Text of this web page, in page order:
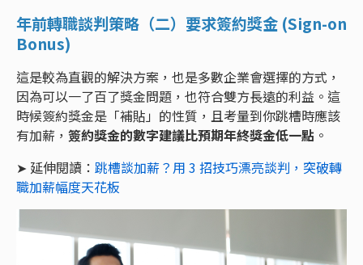
年前轉職談判策略（二）要求簽約獎金 (Sign-on
Bonus)
這是較為直觀的解決方案，也是多數企業會選擇的方式，
因為可以一了百了獎金問題，也符合雙方長遠的利益。這
時候簽約獎金是「補貼」的性質，且考量到你跳槽時應該
有加薪， 簽約獎金的數字建議比預期年終獎金低一點 。
➤ 延伸閱讀： 跳槽談加薪？用 3 招技巧漂亮談判，突破轉
職加薪幅度天花板